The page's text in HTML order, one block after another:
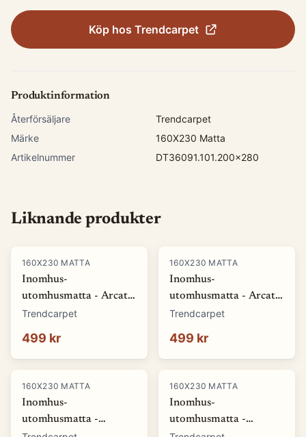
Köp hos Trendcarpet
Produktinformation
Återförsäljare
Trendcarpet
Märke
160X230 Matta
Artikelnummer
DT36091.101.200x280
Liknande produkter
160X230 MATTA
Inomhus-
utomhusmatta - Arcata
(blå) (Storlek: 80 x 150
Trendcarpet
499 kr
160X230 MATTA
Inomhus-
utomhusmatta - Arcata
(röd) (Storlek: 80 x 150
Trendcarpet
499 kr
160X230 MATTA
Inomhus-
utomhusmatta -
160X230 MATTA
Inomhus-
utomhusmatta -